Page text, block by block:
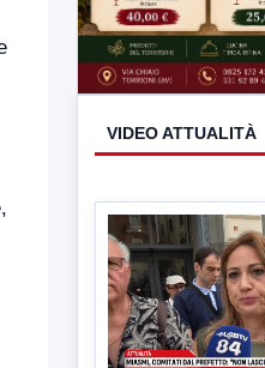
VIDEO ATTUALITÀ